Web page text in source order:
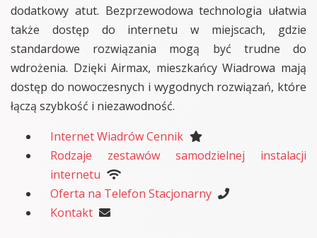
dodatkowy atut. Bezprzewodowa technologia ułatwia
także dostęp do internetu w miejscach, gdzie
standardowe rozwiązania mogą być trudne do
wdrożenia. Dzięki Airmax, mieszkańcy Wiadrowa mają
dostęp do nowoczesnych i wygodnych rozwiązań, które
łączą szybkość i niezawodność.
Internet Wiadrów Cennik
Rodzaje zestawów samodzielnej instalacji
internetu
Oferta na Telefon Stacjonarny
Kontakt